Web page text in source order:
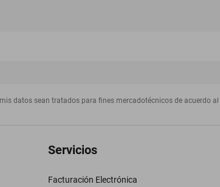
datos sean tratados para fines mercadotécnicos de acuerdo al
Servicios
Facturación Electrónica